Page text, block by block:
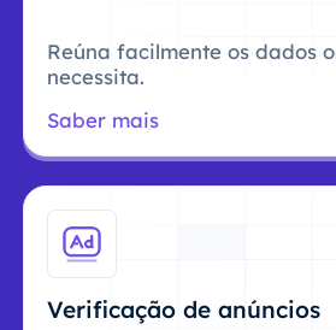
Reúna facilmente os dados
necessita.
Saber mais
Verificação de anúncios